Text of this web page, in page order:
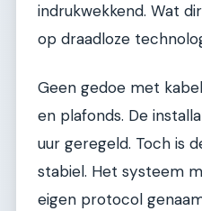
indrukwekkend. Wat
op draadloze
Geen gedoe met
en plafonds. De
uur geregeld. Toch is
stabiel. Het systeem
eigen protocol